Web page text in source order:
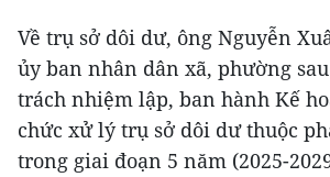
Về trụ sở dôi dư, ông Nguyễn
ủy ban nhân dân xã, phường
trách nhiệm lập, ban hành Kế
chức xử lý trụ sở dôi dư thuộc
trong giai đoạn 5 năm (2025-